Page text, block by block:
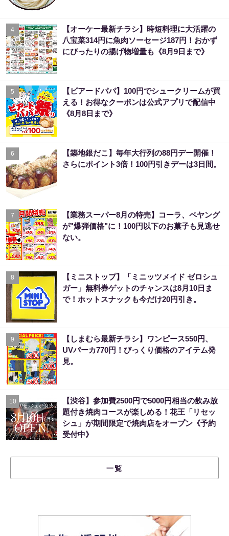
4
【オーケー最新チラシ】時短料理に大活躍の
八宝菜314円に魚肉ソーセージ187円！おかず
にぴったりの揚げ物増量も《8月9日まで》
5
【ビアードパパ】100円でシュークリームが買
える！お得なクーポンは公式アプリで配信中
《8月8日まで》
6
【築地銀だこ】毎年大行列の88円デー開催！
さらにポイント3倍！100円引きデーは3日間。
7
【業務スーパー8月の特売】コーラ、ペヤング
が"爆弾価格"に！100円以下のお菓子も見逃せ
ない。
8
【ミニストップ】「ミニッツメイド ゼロシュ
ガー」無料券ゲットのチャンスは8月10日ま
で！ホットスナックも今だけ20円引き。
9
【しまむら最新チラシ】ワンピース550円、
UVパーカ770円！びっくり価格のアイテム発
見。
10
【渋谷】参加費2500円で5000円相当の飲み放
題付き焼肉コースが楽しめる！花王「リセッ
シュ」が期間限定で焼肉店をオープン《予約
受付中》
一覧